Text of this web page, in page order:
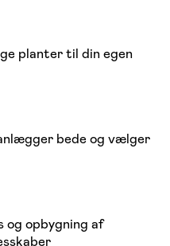
planter til din egen
bede og vælger
og opbygning af